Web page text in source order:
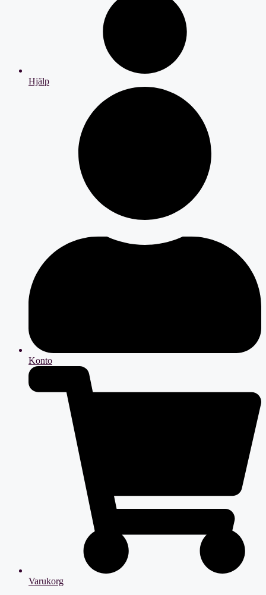
Hjälp
Konto
Varukorg